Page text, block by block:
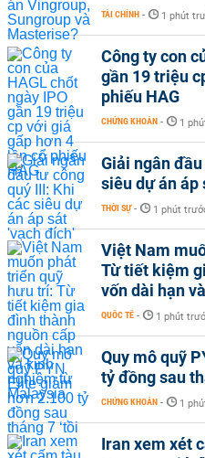
TÀI CHÍNH - 1 phút
Công ty con
gần 19 triệu
phiếu HAG
CHỨNG KHOÁN - 1
Giải ngân
siêu dự án áp
THỜI SỰ - 1 phút
Việt Nam
Từ tiết kiệm
vốn dài hạn
QUỐC TẾ - 1 phút
Quy mô quỹ
tỷ đồng sau
CHỨNG KHOÁN - 1
Iran xem xét